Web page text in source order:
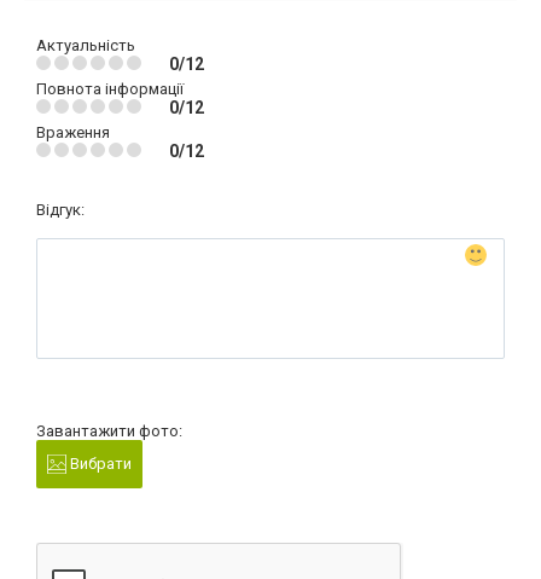
Актуальність
0/12
Повнота інформації
0/12
Враження
0/12
Відгук:
Завантажити фото:
Вибрати